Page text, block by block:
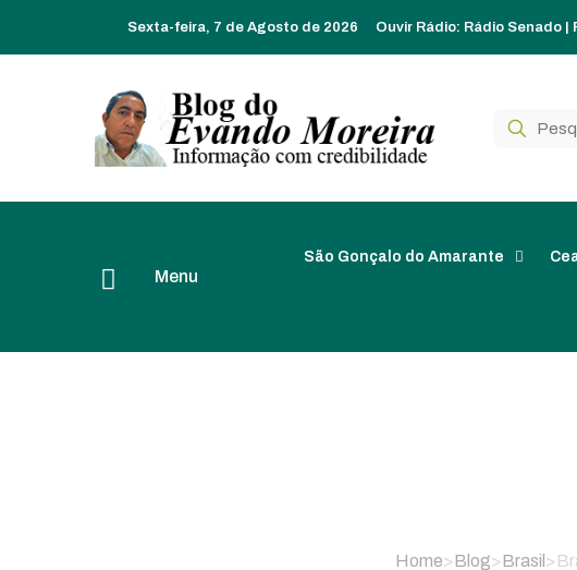
Sexta-feira, 7 de Agosto de 2026 Ouvir Rádio: Rádio Senado
Menu
São Gonçalo do Amarante
Home> Blog> Brasil >